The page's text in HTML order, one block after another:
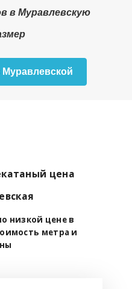
в Муравлевскую
Муравлевской
цена
низкой цене в
метра и